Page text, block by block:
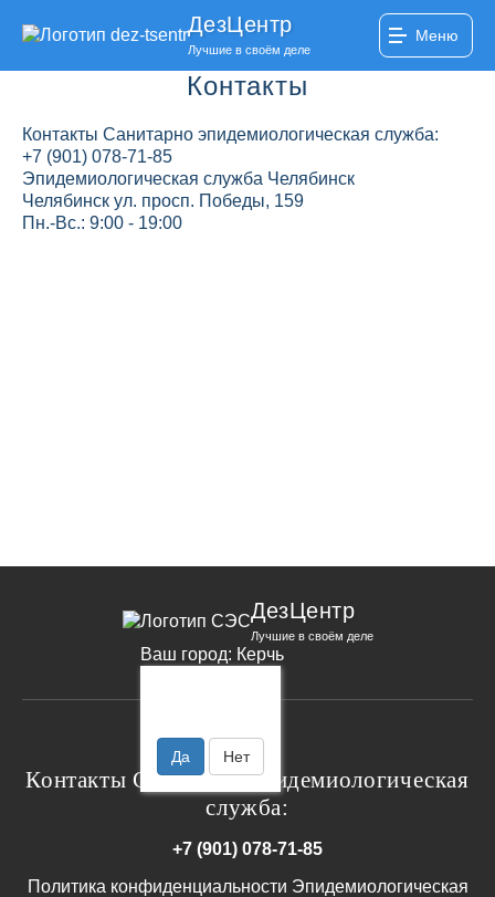
ДезЦентр
Лучшие в своём деле
Меню
Контакты
Контакты Санитарно эпидемиологическая служба:
+7 (901) 078-71-85
Эпидемиологическая служба Челябинск
Челябинск ул. просп. Победы, 159
Пн.-Вс.: 9:00 - 19:00
ДезЦентр
Лучшие в своём деле
Ваш город: Керчь
Да Нет
Контакты Санитарно эпидемиологическая
служба:
+7 (901) 078-71-85
Политика конфиденциальности Эпидемиологическая